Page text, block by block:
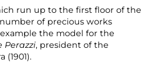
run up to the first floor of the
of precious works
the model for the
Perazzi, president of the
(1901).